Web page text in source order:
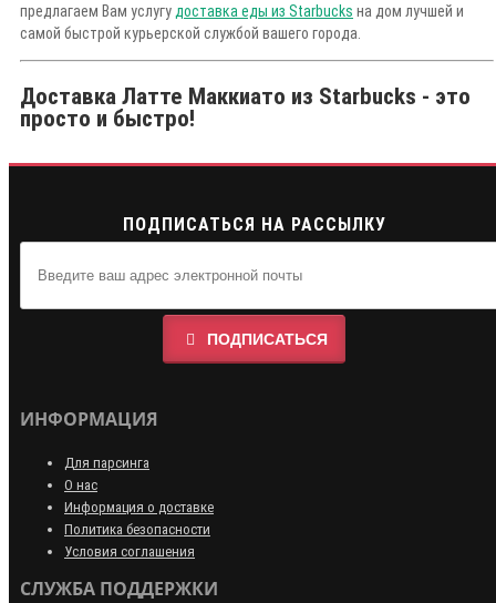
предлагаем Вам услугу доставка еды из Starbucks на дом лучшей и
самой быстрой курьерской службой вашего города.
Доставка Латте Маккиато из Starbucks - это
просто и быстро!
ПОДПИСАТЬСЯ НА РАССЫЛКУ
ПОДПИСАТЬСЯ
ИНФОРМАЦИЯ
Для парсинга
О нас
Информация о доставке
Политика безопасности
Условия соглашения
СЛУЖБА ПОДДЕРЖКИ